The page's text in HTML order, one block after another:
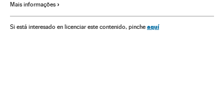
Esportes
Mais informações
Si está interesado en licenciar este contenido, pinche aquí